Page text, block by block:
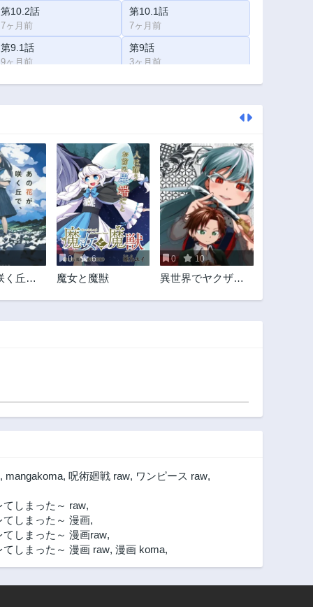
第10.2話
7ヶ月前
第10.1話
7ヶ月前
第9.1話
9ヶ月前
第9話
3ヶ月前
第8.1話 第8話
第5話
3ヶ月前
第4.3話
1年前
第3.3話
1年前
第3.2話
1年前
第2.2話
1年前
第2.1話
1年前
く丘
0 6
魔女と魔獣
0 10
異世界でヤクザ始
お預け中～
, mangakoma, 呪術廻戦 raw, ワンピース raw,
しまった～ raw,
しまった～ 漫画,
しまった～ 漫画raw,
しまった～ 漫画 raw, 漫画 koma,